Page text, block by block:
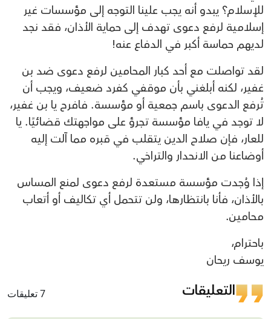
للإسلام؟ يبدو أنه يجب علينا التوجه إلى مؤسسات غير
إسلامية لرفع دعوى تهدف إلى حماية الأذان، فقد نجد
لديهم حماسة أكبر في الدفاع عنه!
لقد تواصلت مع أحد كبار المحامين لرفع دعوى ضد بن
غفير، لكنه أبلغني بأن موقفي كفرد ضعيف، ويجب أن
تُرفع الدعوى باسم جمعية أو مؤسسة. فافرح يا بن غفير،
لا توجد في يافا مؤسسة تجرؤ على مواجهتك قضائيًا. يا
للعار، فإن صلاح الدين يتقلب في قبره مما آلت إليه
أوضاعنا من الانحدار والتراخي.
إذا وُجدت مؤسسة مستعدة لرفع دعوى لمنع المساس
بالأذان، فأنا بانتظارها، ولن تتحمل أي تكاليف أو أتعاب
محامين.
باحترام،
يوسف ريحان
التعليقات 7 تعليقات